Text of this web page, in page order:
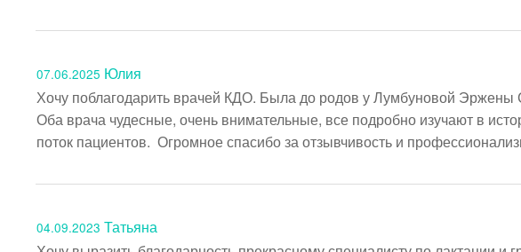
07.06.2025 Юлия
Хочу поблагодарить врачей КДО. Была до родов у Лумбуновой
Оба врача чудесные, очень внимательные, все подробно изучают в
поток пациентов.  Огромное спасибо за отзывчивость и
04.09.2023 Татьяна